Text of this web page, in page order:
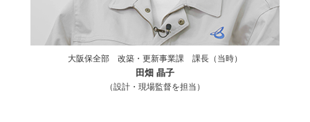
大阪保全部 改築・更新事業課 課長（当時）
田畑 晶子
（設計・現場監督を担当）